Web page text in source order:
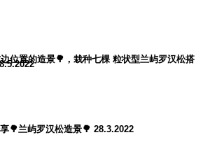
位置的造景🌳，栽种七棵 粒状型兰屿罗汉松搭
🌳兰屿罗汉松造景🌳 28.3.2022